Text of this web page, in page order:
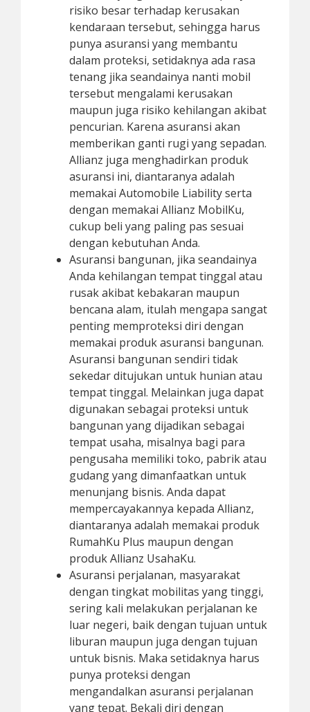
risiko besar terhadap kerusakan
kendaraan tersebut, sehingga harus
punya asuransi yang membantu
dalam proteksi, setidaknya ada rasa
tenang jika seandainya nanti mobil
tersebut mengalami kerusakan
maupun juga risiko kehilangan akibat
pencurian. Karena asuransi akan
memberikan ganti rugi yang sepadan.
Allianz juga menghadirkan produk
asuransi ini, diantaranya adalah
memakai Automobile Liability serta
dengan memakai Allianz MobilKu,
cukup beli yang paling pas sesuai
dengan kebutuhan Anda.
Asuransi bangunan, jika seandainya
Anda kehilangan tempat tinggal atau
rusak akibat kebakaran maupun
bencana alam, itulah mengapa sangat
penting memproteksi diri dengan
memakai produk asuransi bangunan.
Asuransi bangunan sendiri tidak
sekedar ditujukan untuk hunian atau
tempat tinggal. Melainkan juga dapat
digunakan sebagai proteksi untuk
bangunan yang dijadikan sebagai
tempat usaha, misalnya bagi para
pengusaha memiliki toko, pabrik atau
gudang yang dimanfaatkan untuk
menunjang bisnis. Anda dapat
mempercayakannya kepada Allianz,
diantaranya adalah memakai produk
RumahKu Plus maupun dengan
produk Allianz UsahaKu.
Asuransi perjalanan, masyarakat
dengan tingkat mobilitas yang tinggi,
sering kali melakukan perjalanan ke
luar negeri, baik dengan tujuan untuk
liburan maupun juga dengan tujuan
untuk bisnis. Maka setidaknya harus
punya proteksi dengan
mengandalkan asuransi perjalanan
yang tepat. Bekali diri dengan